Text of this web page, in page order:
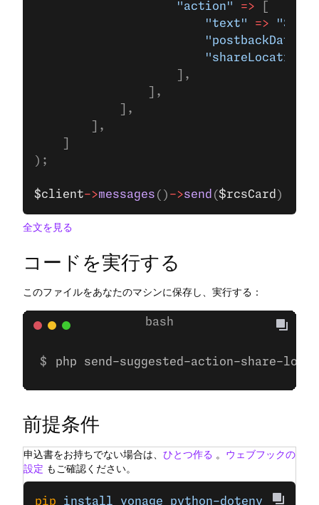
                    "action"
=>
                        "text"
=>
                        "postbackData"
                    ],
                ],
            ],
        ],
);
$client->messages () ->send ($rcsCard );
全文を見る
コードを実行する
このファイルをあなたのマシンに保存し、実行する：
php send-suggested-action-share-
前提条件
申込書をお持ちでない場合は、 ひとつ作る 。 ウェブフックの
設定 もご確認ください。
pip install vonage python-dotenv